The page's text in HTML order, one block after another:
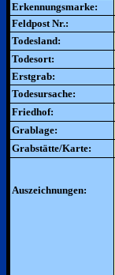
Erkennungsmarke:
Feldpost Nr.:
Todesland:
Todesort:
Erstgrab:
Todesursache:
Friedhof:
Grablage:
Grabstätte/Karte:
Auszeichnungen: